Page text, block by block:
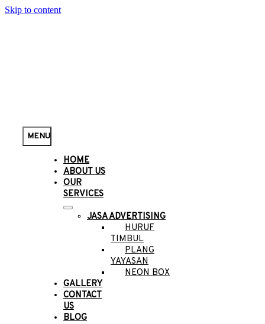
Skip to content
MENU
HOME
ABOUT US
OUR
SERVICES
JASA ADVERTISING
HURUF
TIMBUL
PLANG
YAYASAN
NEON BOX
GALLERY
CONTACT
US
BLOG